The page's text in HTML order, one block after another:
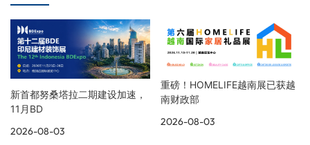
新首都努桑塔拉二期建设加速，
11月BD
2026-08-03
重磅！HOMELIFE越南展已获越
南财政部
2026-08-03